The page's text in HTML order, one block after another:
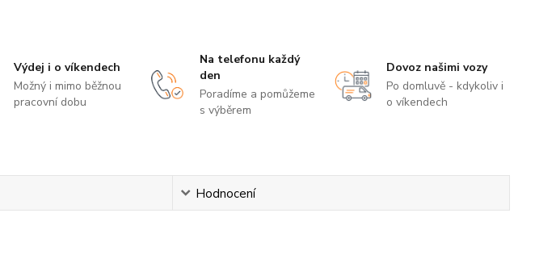
Výdej i o víkendech
Možný i mimo běžnou
pracovní dobu
Na telefonu každý
den
Poradíme a pomůžeme
s výběrem
Dovoz našimi vozy
Po domluvě - kdykoliv i
o víkendech
Hodnocení